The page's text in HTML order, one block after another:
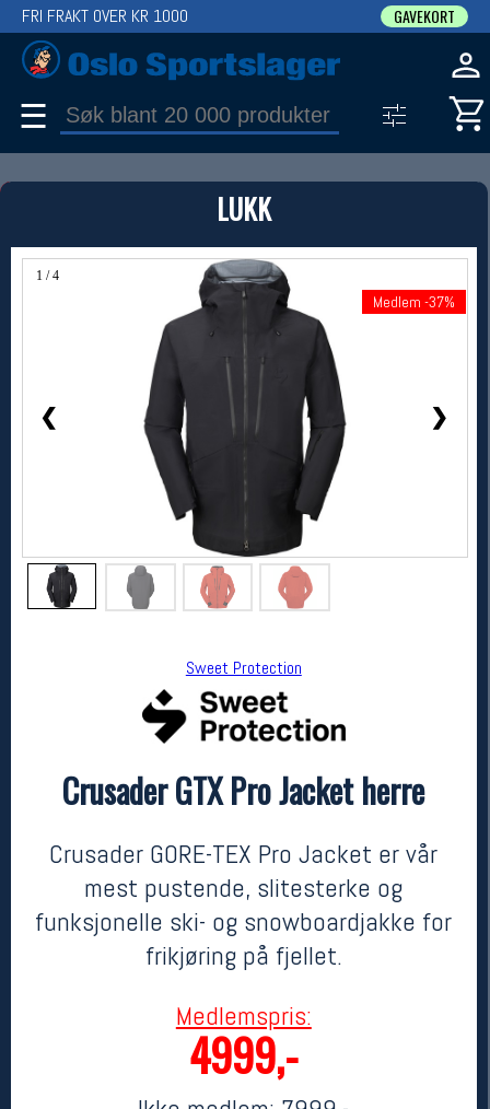
LUKK
1 / 4
❮ ❯
Medlem -37%
Sweet Protection
Crusader GTX Pro Jacket herre
Crusader GORE-TEX Pro Jacket er vår
mest pustende, slitesterke og
funksjonelle ski- og snowboardjakke for
frikjøring på fjellet.
Medlemspris:
4999,-
FRI FRAKT OVER KR 1000 GAVEKORT
☰
PRODUKT
Produkter (1)
Bruk filter til å spisse søket
Sweet Protection
7999,- MEDLEM:4999,-